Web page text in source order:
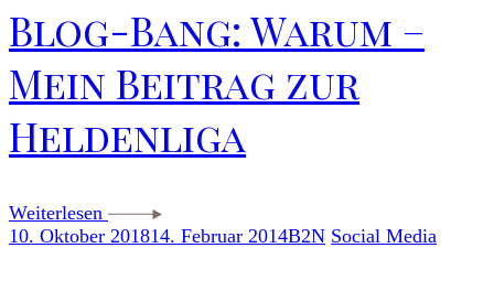
Blog-Bang: Warum –
Mein Beitrag zur
Heldenliga
Weiterlesen
10. Oktober 201814. Februar 2014B2N Social Media